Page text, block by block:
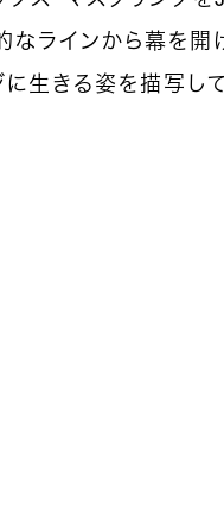
なラインから幕を開
生きる姿を描写し